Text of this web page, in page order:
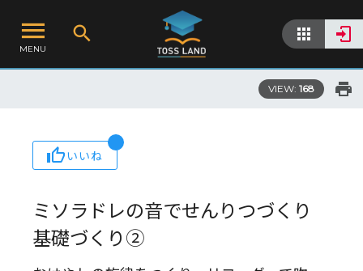
MENU
VIEW: 168
いいね
ミソラドレの音でせんりつづくり
基礎づくり②